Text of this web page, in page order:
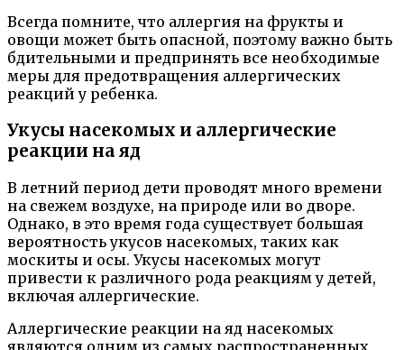
Всегда помните, что аллергия на фрукты и
овощи может быть опасной, поэтому важно быть
бдительными и предпринять все необходимые
меры для предотвращения аллергических
реакций у ребенка.
Укусы насекомых и аллергические
реакции на яд
В летний период дети проводят много времени
на свежем воздухе, на природе или во дворе.
Однако, в это время года существует большая
вероятность укусов насекомых, таких как
москиты и осы. Укусы насекомых могут
привести к различного рода реакциям у детей,
включая аллергические.
Аллергические реакции на яд насекомых
являются одним из самых распространенных